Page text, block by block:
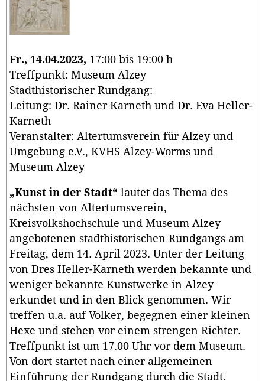
Fr., 14.04.2023, 17:00 bis 19:00 h
Treffpunkt: Museum Alzey
Stadthistorischer Rundgang:
Leitung: Dr. Rainer Karneth und Dr. Eva Heller-
Karneth
Veranstalter: Altertumsverein für Alzey und
Umgebung e.V., KVHS Alzey-Worms und
Museum Alzey
„Kunst in der Stadt“ lautet das Thema des
nächsten von Altertumsverein,
Kreisvolkshochschule und Museum Alzey
angebotenen stadthistorischen Rundgangs am
Freitag, dem 14. April 2023. Unter der Leitung
von Dres Heller-Karneth werden bekannte und
weniger bekannte Kunstwerke in Alzey
erkundet und in den Blick genommen. Wir
treffen u.a. auf Volker, begegnen einer kleinen
Hexe und stehen vor einem strengen Richter.
Treffpunkt ist um 17.00 Uhr vor dem Museum.
Von dort startet nach einer allgemeinen
Einführung der Rundgang durch die Stadt.